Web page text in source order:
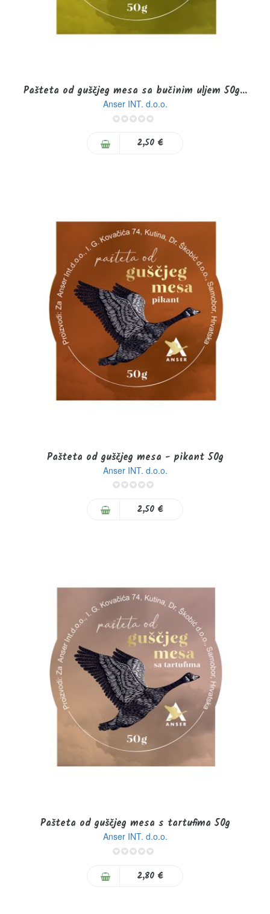
Pašteta od guščjeg mesa sa bučinim uljem 50g...
Anser INT. d.o.o.
2,50 €
Pašteta od guščjeg mesa - pikant 50g
Anser INT. d.o.o.
2,50 €
Pašteta od guščjeg mesa s tartufima 50g
Anser INT. d.o.o.
2,80 €